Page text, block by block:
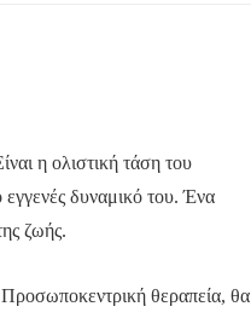
η ολιστική τάση του
εγγενές δυναμικό του. Ένα
ζωής.
θεραπεία, θα